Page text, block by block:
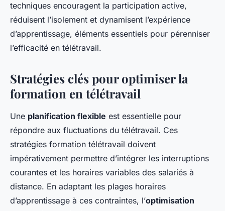
techniques encouragent la participation active,
réduisent l’isolement et dynamisent l’expérience
d’apprentissage, éléments essentiels pour pérenniser
l’efficacité en télétravail.
Stratégies clés pour optimiser la
formation en télétravail
Une planification flexible est essentielle pour
répondre aux fluctuations du télétravail. Ces
stratégies formation télétravail doivent
impérativement permettre d’intégrer les interruptions
courantes et les horaires variables des salariés à
distance. En adaptant les plages horaires
d’apprentissage à ces contraintes, l’optimisation